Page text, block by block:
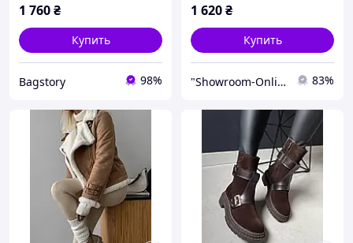
BLK76255
1 760₴
Купить
Bagstory 98%
1 620₴
Купить
"Showroom-Online": Тысячи образов – один клик! 83%